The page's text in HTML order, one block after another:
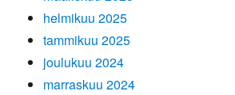
helmikuu 2025
tammikuu 2025
joulukuu 2024
marraskuu 2024